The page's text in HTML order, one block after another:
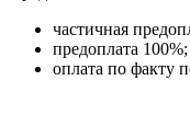
частичная
предоплата 100%;
оплата по факту